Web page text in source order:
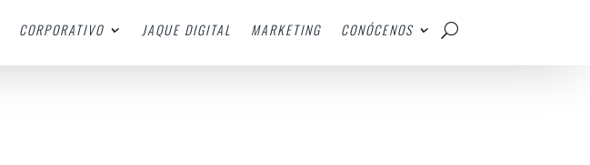
CORPORATIVO JAQUE DIGITAL MARKETING CONÓCENOS